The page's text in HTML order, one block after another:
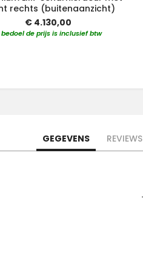
rechts (buitenaanzicht)
€ 4.130,00
de prijs is inclusief btw
GEGEVENS REVIEWS